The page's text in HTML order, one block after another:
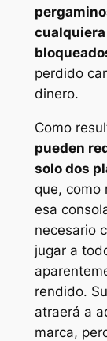
perdido
dinero.
Como
pueden
solo dos
que, como
esa
necesario
jugar a
rendido.
atraerá a
marca,